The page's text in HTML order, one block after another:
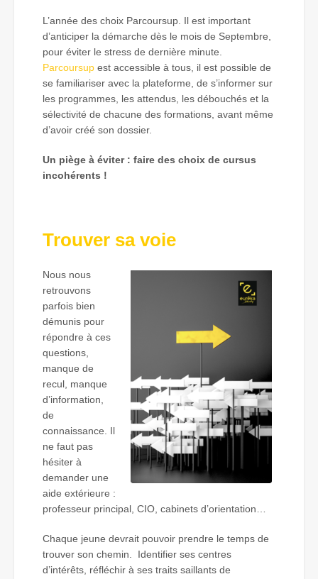
L’année des choix Parcoursup. Il est important
d’anticiper la démarche dès le mois de Septembre,
pour éviter le stress de dernière minute.
Parcoursup est accessible à tous, il est possible de
se familiariser avec la plateforme, de s’informer sur
les programmes, les attendus, les débouchés et la
sélectivité de chacune des formations, avant même
d’avoir créé son dossier.
Un piège à éviter : faire des choix de cursus
incohérents !
Trouver sa voie
Nous nous
retrouvons
parfois bien
démunis pour
répondre à ces
questions,
manque de
recul, manque
d’information,
de
connaissance. Il
ne faut pas
hésiter à
demander une
aide extérieure :
professeur principal, CIO, cabinets d’orientation…
Chaque jeune devrait pouvoir prendre le temps de
trouver son chemin. Identifier ses centres
d’intérêts, réfléchir à ses traits saillants de